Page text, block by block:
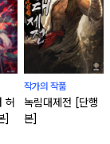
허
]
작가의 작품
녹림대제전 [단행
본]